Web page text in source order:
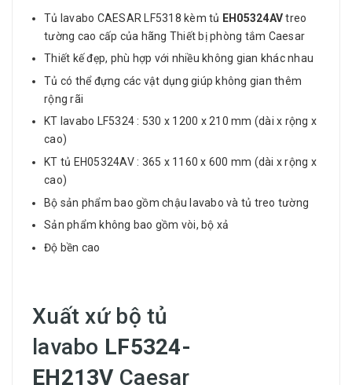
Tủ lavabo CAESAR LF5318 kèm tủ EH05324AVtreo
tường cao cấp của hãng Thiết bị phòng tắm Caesar
Thiết kế đẹp, phù hợp với nhiều không gian khác nhau
Tủ có thể đựng các vật dụng giúp không gian thêm
rộng rãi
KT lavabo LF5324 : 530 x 1200 x 210 mm (dài x rộng x
cao)
KT tủ EH05324AV : 365 x 1160 x 600 mm (dài x rộng x
cao)
Bộ sản phẩm bao gồm chậu lavabo và tủ treo tường
Sản phẩm không bao gồm vòi, bộ xả
Độ bền cao
Xuất xứ bộ tủ
lavabo LF5324-
EH213V Caesar